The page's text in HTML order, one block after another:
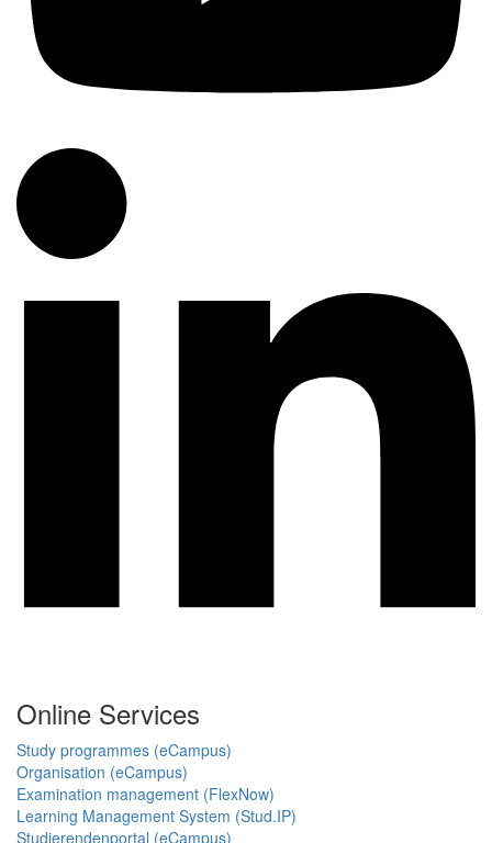
Online Services
Study programmes (eCampus)
Organisation (eCampus)
Examination management (FlexNow)
Learning Management System (Stud.IP)
Studierendenportal (eCampus)